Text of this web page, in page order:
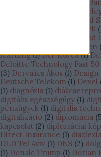
Danit
Biran (3) Dan Senor – Saul
Darts Matek (
David
Debrecen (
learning (1) Dél-Korea (1)
Deloitte Technology Fast 50
(3) Dervalics Ákos (1)
Deutsche Telekom (1) Dexel (
(1) diagnózis (1)
digitális egészségügy (1)
pénzügyek (1) digitális
digitalizáció (2) diplomácia (5
kapcsolat (2) diplomáciai
Direct Insurance (1) diszlexia
DLD Tel Aviv (1) DNS (2)
(1) Donald Trump (1) Dorian